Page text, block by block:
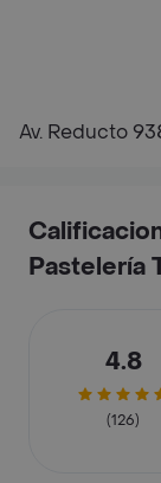
Av. Reducto
Pastelería
4.8
(126)